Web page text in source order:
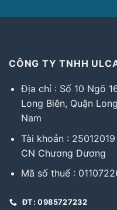
CÔNG TY TNHH
Địa chỉ : Số 10 Ngõ
Long Biên, Quận
Nam
Tài khoản :
CN Chương Dương
Mã số thuế :
ĐT: 0985727232